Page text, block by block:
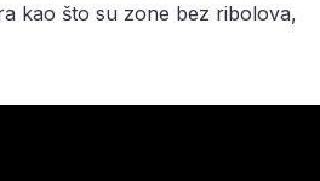
kao što su zone bez ribolova,